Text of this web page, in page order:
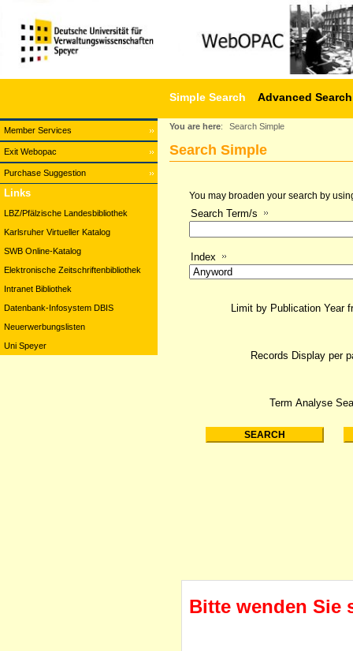
Member Services
Exit Webopac
Purchase Suggestion
Simple Search Advanced Search
Links
LBZ/Pfälzische Landesbibliothek
Karlsruher Virtueller Katalog
SWB Online-Katalog
Elektronische Zeitschriftenbibliothek
Intranet Bibliothek
Datenbank-Infosystem DBIS
Neuerwerbungslisten
Uni Speyer
You are here: Search Simple
Search Simple
You may broaden your search by
Search Term/s
Index
Term Analyse
Limit by Publication Year
Records Display per
Bitte wenden Sie